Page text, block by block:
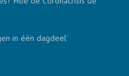
in één dagdeel’